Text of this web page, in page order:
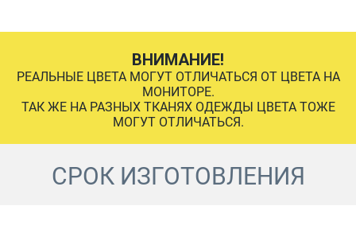
ВНИМАНИЕ!
РЕАЛЬНЫЕ ЦВЕТА МОГУТ ОТЛИЧАТЬСЯ ОТ ЦВЕТА НА
МОНИТОРЕ.
ТАК ЖЕ НА РАЗНЫХ ТКАНЯХ ОДЕЖДЫ ЦВЕТА ТОЖЕ
МОГУТ ОТЛИЧАТЬСЯ.
СРОК ИЗГОТОВЛЕНИЯ